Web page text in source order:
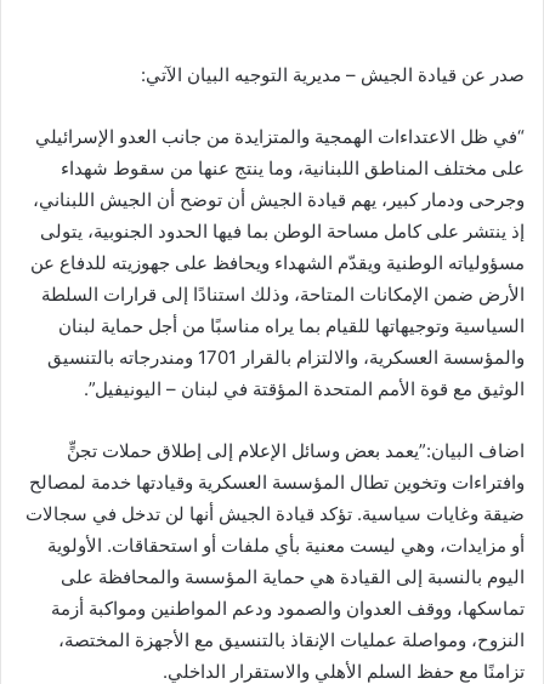
صدر عن قيادة الجيش – مديرية التوجيه البيان الآتي:
“في ظل الاعتداءات الهمجية والمتزايدة من جانب العدو الإسرائيلي
على مختلف المناطق اللبنانية، وما ينتج عنها من سقوط شهداء
وجرحى ودمار كبير، يهم قيادة الجيش أن توضح أن الجيش اللبناني،
إذ ينتشر على كامل مساحة الوطن بما فيها الحدود الجنوبية، يتولى
مسؤولياته الوطنية ويقدّم الشهداء ويحافظ على جهوزيته للدفاع عن
الأرض ضمن الإمكانات المتاحة، وذلك استنادًا إلى قرارات السلطة
السياسية وتوجيهاتها للقيام بما يراه مناسبًا من أجل حماية لبنان
والمؤسسة العسكرية، والالتزام بالقرار 1701 ومندرجاته بالتنسيق
الوثيق مع قوة الأمم المتحدة المؤقتة في لبنان – اليونيفيل”.
اضاف البيان:”يعمد بعض وسائل الإعلام إلى إطلاق حملات تجنٍّ
وافتراءات وتخوين تطال المؤسسة العسكرية وقيادتها خدمة لمصالح
ضيقة وغايات سياسية. تؤكد قيادة الجيش أنها لن تدخل في سجالات
أو مزايدات، وهي ليست معنية بأي ملفات أو استحقاقات. الأولوية
اليوم بالنسبة إلى القيادة هي حماية المؤسسة والمحافظة على
تماسكها، ووقف العدوان والصمود ودعم المواطنين ومواكبة أزمة
النزوح، ومواصلة عمليات الإنقاذ بالتنسيق مع الأجهزة المختصة،
تزامنًا مع حفظ السلم الأهلي والاستقرار الداخلي.